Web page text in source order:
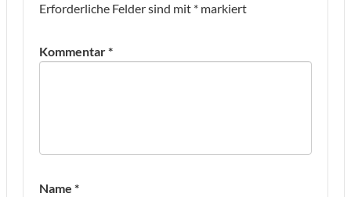
Erforderliche Felder sind mit * markiert
Kommentar*
Name *